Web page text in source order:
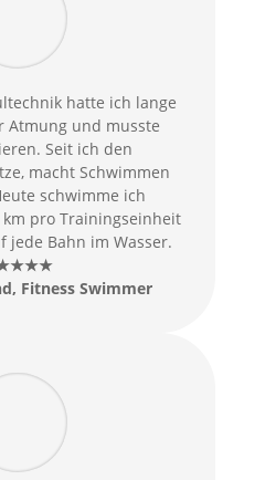
hatte ich lange
Atmung und musste
Seit ich den
macht Schwimmen
schwimme ich
pro Trainingseinheit
jede Bahn im Wasser.
Fitness Swimmer